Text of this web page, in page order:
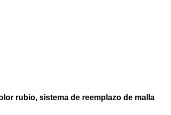
rubio, sistema de reemplazo de malla